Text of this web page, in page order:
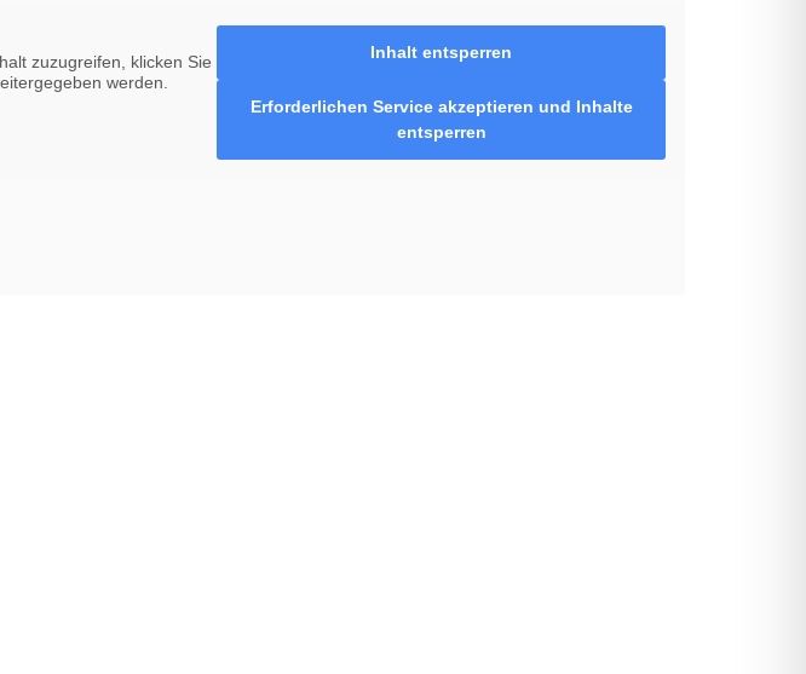
zuzugreifen, klicken Sie
werden.
Inhalt entsperren
Erforderlichen Service akzeptieren und Inhalte
entsperren